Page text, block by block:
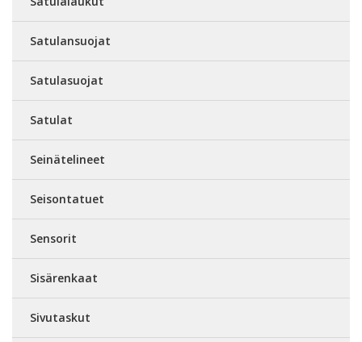
Satulansuojat
Satulasuojat
Satulat
Seinätelineet
Seisontatuet
Sensorit
Sisärenkaat
Sivutaskut